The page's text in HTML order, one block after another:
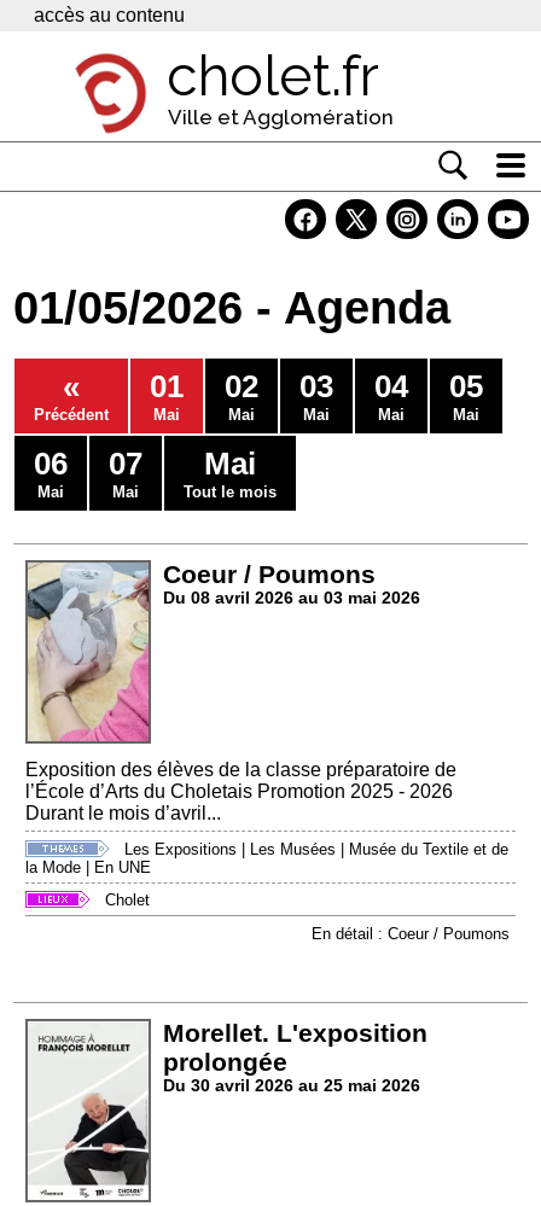
Panneau de gestion des cookies
accès au contenu
cholet.fr
Ville et Agglomération
Economie
Services
Contacts
01/05/2026 - Agenda
«
Précédent
01
Mai
02
Mai
03
Mai
04
Mai
05
Mai
06
Mai
07
Mai
Mai
Tout le mois
Coeur / Poumons
Du 08 avril 2026 au 03 mai 2026
Exposition des élèves de la classe préparatoire de
l’École d’Arts du Choletais Promotion 2025 - 2026
Durant le mois d’avril...
Les Expositions | Les Musées | Musée du Textile et de
la Mode | En UNE
Cholet
En détail : Coeur / Poumons
Morellet. L'exposition
prolongée
Du 30 avril 2026 au 25 mai 2026